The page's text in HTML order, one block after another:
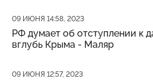
Дата публикации
09 ИЮНЯ 14:58, 2023
РФ думает об отступлении к
вглубь Крыма - Маляр
Дата публикации
09 ИЮНЯ 12:57, 2023